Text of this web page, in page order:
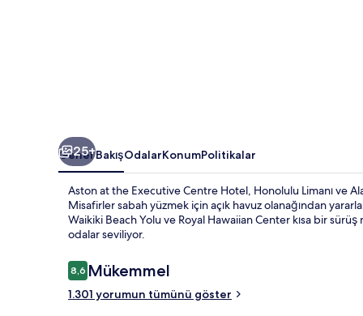
25+
Genel BakışOdalarKonumPolitikalar
Aston at the Executive Centre Hotel, Honolulu Limanı ve
Misafirler sabah yüzmek için açık havuz olanağından
Waikiki Beach Yolu ve Royal Hawaiian Center kısa bir
odalar seviliyor.
Yorumlar
8,68,6/10
Mükemmel
1.301 yorumun tümünü göster